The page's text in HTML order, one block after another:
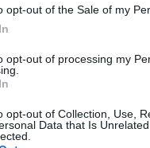
opt-out of the Sale of my
opt-out of processing my
opt-out of Collection, Use,
Data that Is
le système
officielle par les ministères
de ces produits
produits ?